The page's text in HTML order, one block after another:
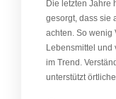
Die letzten Jahre
gesorgt, dass sie
achten. So wenig
Lebensmittel und
im Trend.
unterstützt